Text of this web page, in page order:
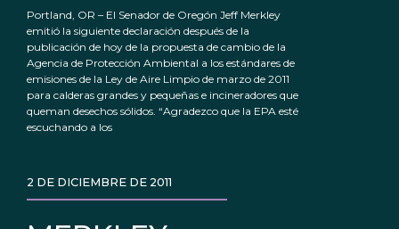
Portland, OR – El Senador de Oregón Jeff Merkley
emitió la siguiente declaración después de la
publicación de hoy de la propuesta de cambio de la
Agencia de Protección Ambiental a los estándares de
emisiones de la Ley de Aire Limpio de marzo de 2011
para calderas grandes y pequeñas e incineradores que
queman desechos sólidos. “Agradezco que la EPA esté
escuchando a los
2 DE DICIEMBRE DE 2011